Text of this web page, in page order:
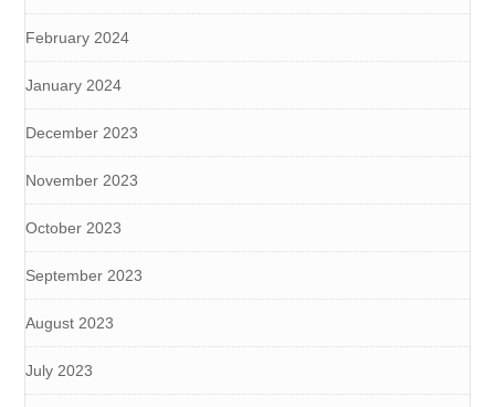
February 2024
January 2024
December 2023
November 2023
October 2023
September 2023
August 2023
July 2023